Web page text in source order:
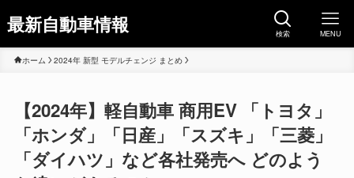
最新自動車情報 検索 MENU
ホーム 2024年 新型 モデルチェンジ まとめ
【2024年】軽自動車 商用EV 「トヨタ」
「ホンダ」「日産」「スズキ」「三菱」
「ダイハツ」など各社発売へ どのよう